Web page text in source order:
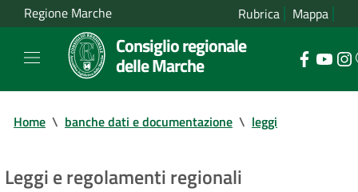
Regione Marche Rubrica Mappa
Consiglio regionale
delle Marche
Home \ banche dati e documentazione \ leggi
Leggi e regolamenti regionali